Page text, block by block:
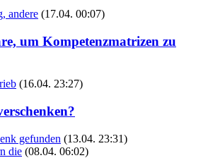
andere (17.04. 00:07)
um Kompetenzmatrizen zu
(16.04. 23:27)
gefunden (13.04. 23:31)
die (08.04. 06:02)